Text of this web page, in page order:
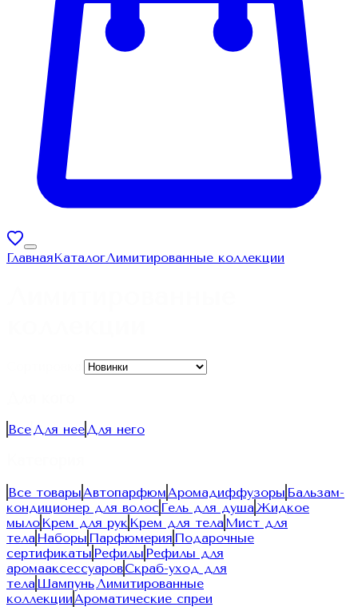
ГлавнаяКаталогЛимитированные коллекции
ВсеДля нееДля него
Все товары Автопарфюм Аромадиффузоры Бальзам-
кондиционер для волос Гель для душа Жидкое
мыло Крем для рук Крем для тела Мист для
тела Наборы Парфюмерия Подарочные
сертификаты Рефилы Рефилы для
аромааксессуаровСкраб-уход для
тела Шампунь Лимитированные
коллекции Ароматические спреи